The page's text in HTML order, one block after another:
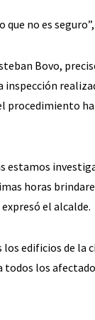
no es
Bovo,
procedimiento
estamos
horas
el alcalde.
edificios de la
todos los